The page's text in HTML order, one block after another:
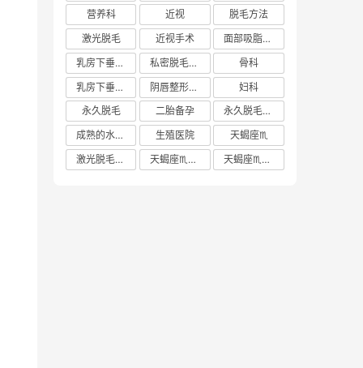
营养科
近视
脱毛方法
激光脱毛
近视手术
面部吸脂多少钱
乳房下垂矫正价格
私密脱毛方法
骨科
乳房下垂矫正费用
阴唇整形手术多少钱
妇科
永久脱毛
二胎备孕
永久脱毛方法
成熟的水蜜桃
生殖医院
天蝎座♏️
激光脱毛价格
天蝎座♏️女生 天蝎座♏️男生